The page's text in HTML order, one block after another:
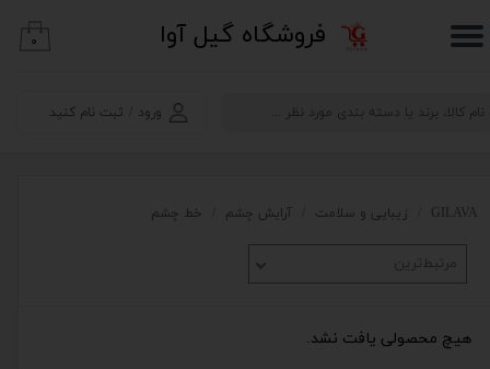
​فروشگاه گیل آوا
ورود ثبت نام کنید
حساب کاربری من
۰
GILAVA زیبایی و سلامت آرایش چشم خط چشم
مرتبط‌ترین
هیچ محصولی یافت نشد.